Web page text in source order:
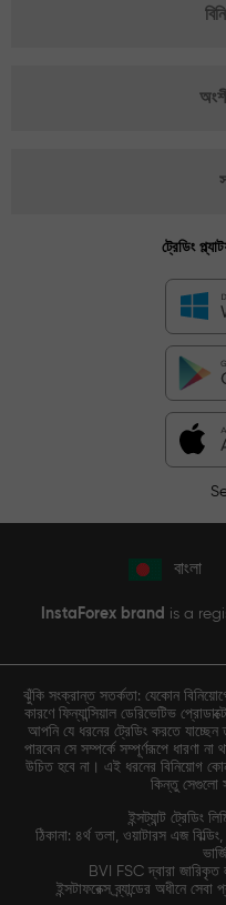
ট্রেডিং
বাংলা
InstaForex brand is a
ঝুঁকি সংক্রান্ত সতর্কতা: যেকোন
কারণে ফিন্যান্সিয়াল ডেরিভেটিভ
আপনি যে ধরনের ট্রেডিং করতে যাচ্ছেন
পারবেন সে সম্পর্কে সম্পূর্ণরূপে ধারণা
উচিত হবে না। এই ধরনের বিনিয়োগ
কিন্তু সেগুলো
ইন্সট্যান্ট ট্রেডিং
ঠিকানা: ৪র্থ তলা, ওয়াটারস এজ
BVI FSC দ্বারা
ইন্সটাফরেক্স ব্র্যান্ডের অধীনে